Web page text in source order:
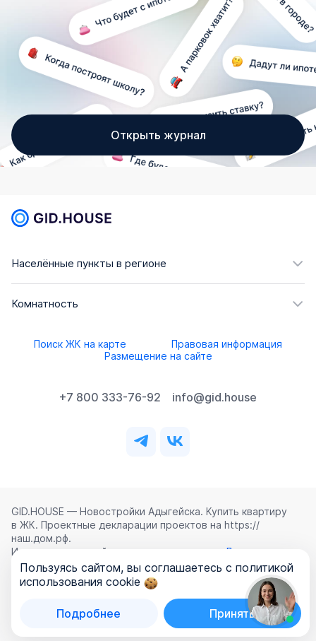
Открыть журнал
Населённые пункты в регионе
Комнатность
Поиск ЖК на карте
Правовая информация
Размещение на сайте
+7 800 333-76-92 info@gid.house
GID.HOUSE — Новостройки Адыгейска. Купить квартиру
в ЖК. Проектные декларации проектов на https://
наш.дом.рф.
Использование сайта означает согласие с
Лицензионным
соглашением ,Политикой конфиденциальностии
Политикой обработки персональных данных
ООО «ГИД.ХАУЗ»
Пользуясь сайтом, вы соглашаетесь с политикой
использования cookie
Подробнее Принять